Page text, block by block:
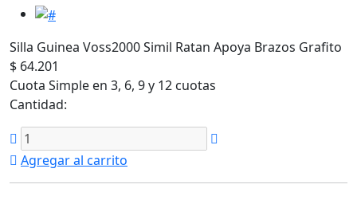
Silla Guinea Voss2000 Simil Ratan Apoya Brazos Grafito
$ 64.201
Cuota Simple en 3, 6, 9 y 12 cuotas
Cantidad:
Agregar al carrito